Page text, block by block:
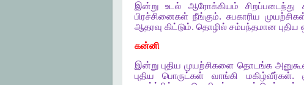
இன்று
உடல் ஆரோக்கியம் சிறப்படைந்து
பிரச்சினைகள் நீங்கும். சுபகாரிய
ஆதரவு கிட்டும். தொழில் சம்பந்தமான புதிய
கன்னி
இன்று புதிய முயற்சிகளை தொடங்க
புதிய
பொருட்கள் வாங்கி மகிழ்வீர்கள்.